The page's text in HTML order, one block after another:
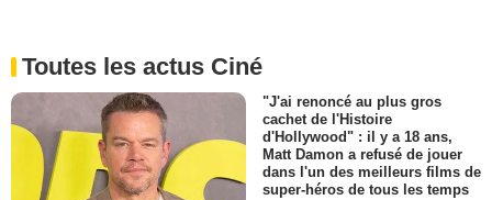
Toutes les actus Ciné
"J'ai renoncé au plus gros
cachet de l'Histoire
d'Hollywood" : il y a 18 ans,
Matt Damon a refusé de jouer
dans l'un des meilleurs films de
super-héros de tous les temps